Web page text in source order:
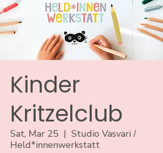
Kinder
Kritzelclub
Sat, Mar 25
  |
Studio Vasvari /
Held*innenwerkstatt